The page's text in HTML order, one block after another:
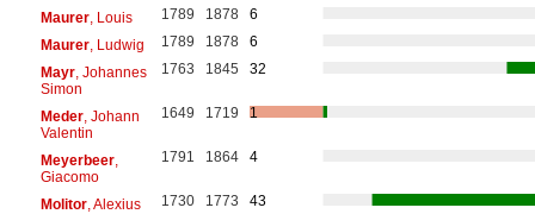
Maurer, Louis 1789 1878
6
Maurer, Ludwig 1789 1878
6
Mayr, Johannes
Simon
1763 1845 32
Meder, Johann
Valentin
1649 1719 1
Meyerbeer,
Giacomo
1791 1864 4
Molitor, Alexius 1730 1773
43